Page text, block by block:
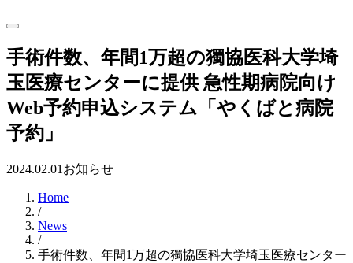
⼿術件数、年間1万超の獨協医科⼤学埼
⽟医療センターに提供 急性期病院向け
Web予約申込システム「やくばと病院
予約」
2024.02.01 お知らせ
Home
/
News
/
⼿術件数、年間1万超の獨協医科⼤学埼⽟医療センター